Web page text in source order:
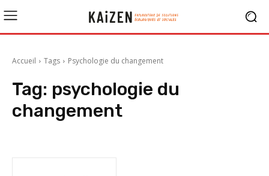
Accueil Tags Psychologie du changement
Tag: psychologie du
changement